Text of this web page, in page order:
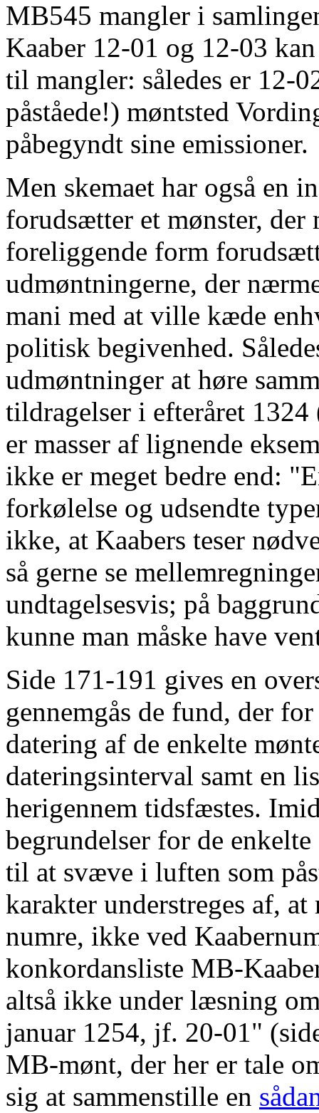
MB545 mangler i
Kaaber 12-01 og 12-03
til mangler: således er 12-
påståede!) møntsted
påbegyndt sine emissioner.
Men skemaet har også en
forudsætter et mønster,
foreliggende form
udmøntningerne, der
mani med at ville kæde
politisk begivenhed.
udmøntninger at høre
tildragelser i efteråret
er masser af lignende
ikke er meget bedre end:
forkølelse og udsendte
ikke, at Kaabers teser
så gerne se
undtagelsesvis; på
kunne man måske have
Side 171-191 gives en
gennemgås de fund, der
datering af de enkelte
dateringsinterval samt en
herigennem tidsfæstes.
begrundelser for de
til at svæve i luften som
karakter understreges af,
numre, ikke ved
konkordansliste MB-
altså ikke under læsning
januar 1254, jf. 20-01"
MB-mønt, der her er tale
sig at sammenstille en